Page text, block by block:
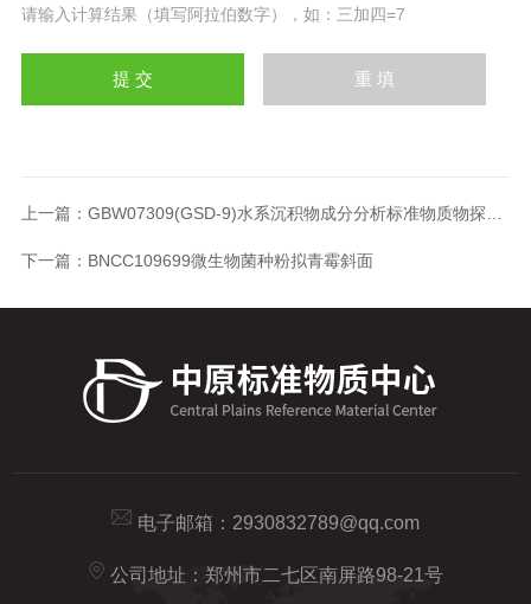
请输入计算结果（填写阿拉伯数字），如：三加四=7
上一篇： GBW07309(GSD-9)水系沉积物成分分析标准物质物探所标样
下一篇： BNCC109699微生物菌种粉拟青霉斜面
电子邮箱： 2930832789@qq.com
公司地址：郑州市二七区南屏路98-21号